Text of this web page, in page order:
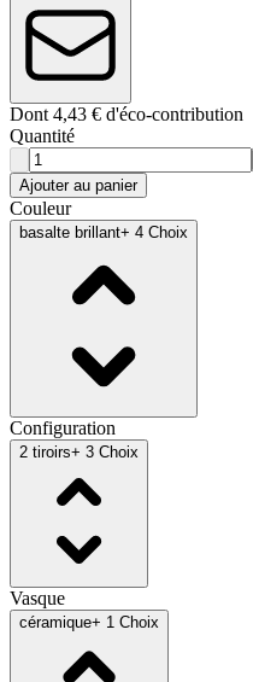
Dont 4,43 € d'éco-contribution
Quantité
Ajouter au panier
Couleur
basalte brillant+ 4 Choix
Configuration
2 tiroirs+ 3 Choix
Vasque
céramique+ 1 Choix